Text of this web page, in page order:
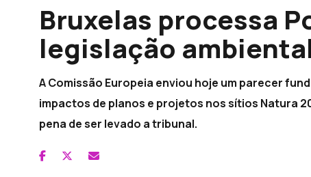
Bruxelas processa
legislação
A Comissão Europeia enviou hoje um parecer
impactos de planos e projetos nos sítios Natura
pena de ser levado a tribunal.